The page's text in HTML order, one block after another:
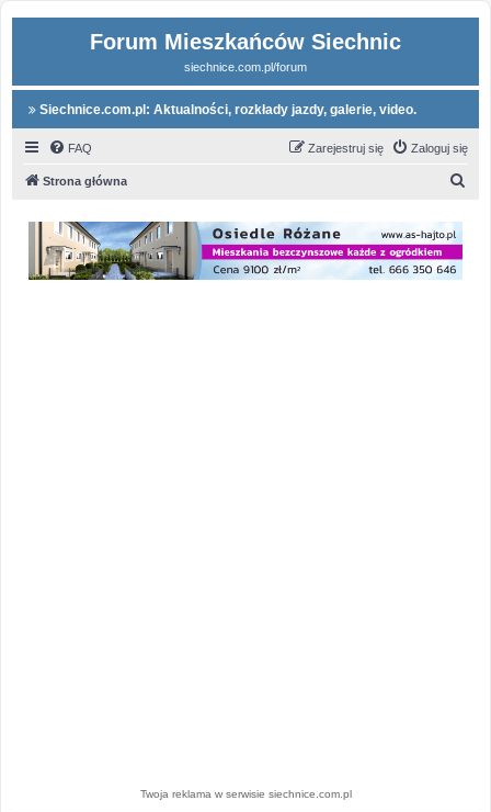
Forum Mieszkańców Siechnic
siechnice.com.pl/forum
Siechnice.com.pl: Aktualności, rozkłady jazdy, galerie, video.
FAQ Zaloguj się
Zarejestruj się
Strona główna
Twoja reklama w serwisie siechnice.com.pl